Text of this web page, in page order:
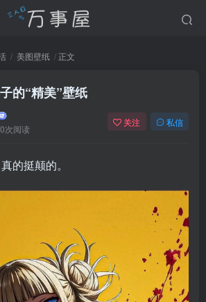
美图壁纸 正文
的“精美”壁纸
次阅读
关注 私信
的挺颠的。